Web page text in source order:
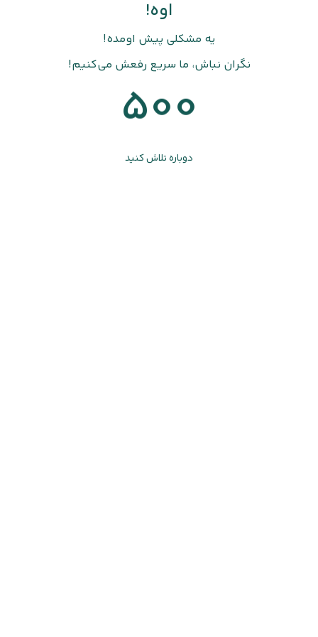
اوه!
یه مشکلی پیش اومده!
نگران نباش، ما سریع رفعش می‌کنیم!
500
دوباره تلاش کنید